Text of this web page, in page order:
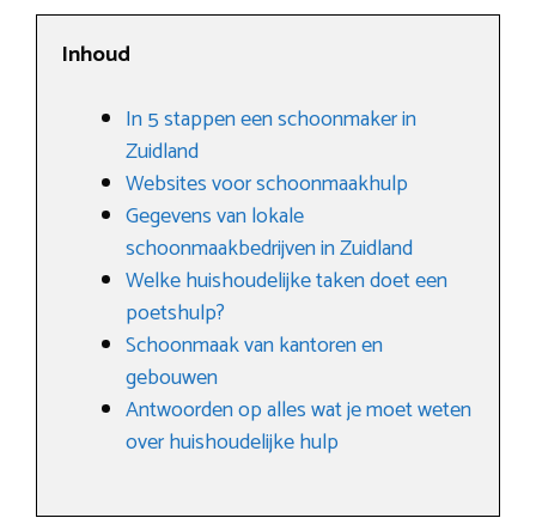
Inhoud
In 5 stappen een schoonmaker in
Zuidland
Websites voor schoonmaakhulp
Gegevens van lokale
schoonmaakbedrijven in Zuidland
Welke huishoudelijke taken doet een
poetshulp?
Schoonmaak van kantoren en
gebouwen
Antwoorden op alles wat je moet weten
over huishoudelijke hulp